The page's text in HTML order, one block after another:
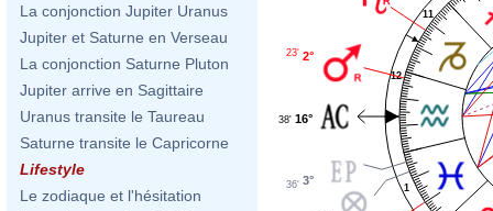
La conjonction Jupiter Uranus
Jupiter et Saturne en Verseau
La conjonction Saturne Pluton
Jupiter arrive en Sagittaire
Uranus transite le Taureau
Saturne transite le Capricorne
Lifestyle
Le zodiaque et l'hésitation
1
11
12
2°
23'
16°
38'
3°
36'